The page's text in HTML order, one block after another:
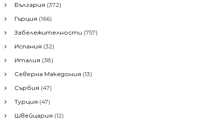
България (372)
Гърция (166)
Забележителности (757)
Испания (32)
Италия (38)
Северна Македония (13)
Сърбия (47)
Турция (47)
Швейцария (12)